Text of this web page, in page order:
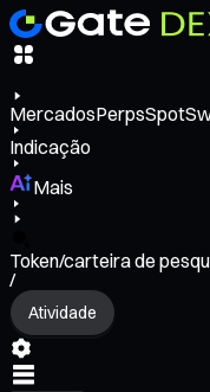
MercadosPerpsSpot
Indicação
Mais
Token/carteira de
/
Atividade